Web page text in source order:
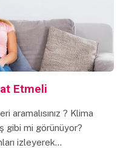
Etmeli
aramalısınız ? Klima
gibi mi görünüyor?
izleyerek…